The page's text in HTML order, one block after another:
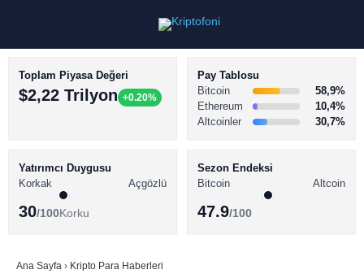
BİTCOİN HABERLERİ
ALTCOİN HABERLERİ
SÖZLÜK
Toplam Piyasa Değeri
$2,22 Trilyon +0.20%
Pay Tablosu
Bitcoin
58,9%
Ethereum
10,4%
Altcoinler
30,7%
Yatırımcı Duygusu
Korkak
Açgözlü
30/100Korku
Sezon Endeksi
Bitcoin
Altcoin
47.9/100
Ana Sayfa › Kripto Para Haberleri